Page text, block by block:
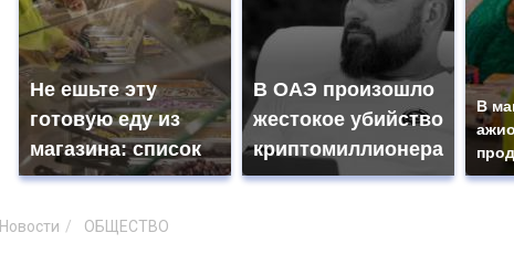
Не ешьте эту
готовую еду из
магазина: список
В ОАЭ произошло
жестокое убийство
криптомиллионера
В
Новости ОБЩЕСТВО